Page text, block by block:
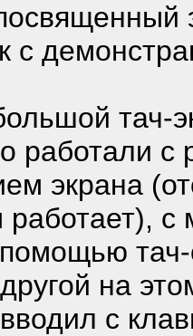
с
тач-
работали
экрана
на
с